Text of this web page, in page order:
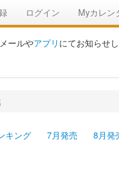
ログイン Myカレン
ールやアプリ にてお知らせ
キング 7月発売 8月発